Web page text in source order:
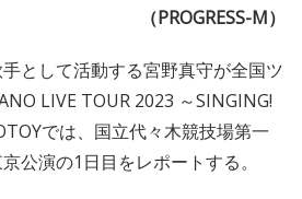
（PROGRESS-M）
として活動する宮野真守が全国ツ
LIVE TOUR 2023 ～SINGING!
では、国立代々木競技場第一
公演の1日目をレポートする。